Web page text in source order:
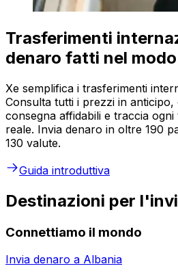
Trasferimenti
denaro fatti nel
Xe semplifica i trasferimenti
Consulta tutti i prezzi in anticipo,
consegna affidabili e traccia
reale. Invia denaro in oltre 190
130 valute.
Guida introduttiva
Destinazioni per
Connettiamo il mondo
Invia denaro a Albania